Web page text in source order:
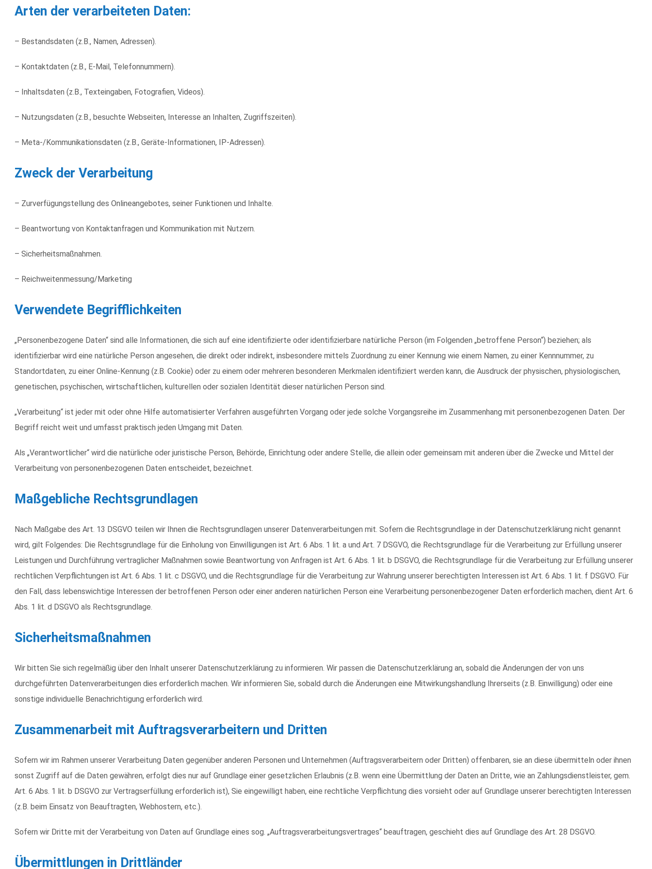
Arten der verarbeiteten Daten:
– Bestandsdaten (z.B., Namen, Adressen).
– Kontaktdaten (z.B., E-Mail, Telefonnummern).
– Inhaltsdaten (z.B., Texteingaben, Fotografien, Videos).
– Nutzungsdaten (z.B., besuchte Webseiten, Interesse an Inhalten, Zugriffszeiten).
– Meta-/Kommunikationsdaten (z.B., Geräte-Informationen, IP-Adressen).
Zweck der Verarbeitung
– Zurverfügungstellung des Onlineangebotes, seiner Funktionen und Inhalte.
– Beantwortung von Kontaktanfragen und Kommunikation mit Nutzern.
– Sicherheitsmaßnahmen.
– Reichweitenmessung/Marketing
Verwendete Begrifflichkeiten
„Personenbezogene Daten“ sind alle Informationen, die sich auf eine identifizierte oder identifizierbare natürliche Person (im Folgenden „betroffene Person“) beziehen; als
identifizierbar wird eine natürliche Person angesehen, die direkt oder indirekt, insbesondere mittels Zuordnung zu einer Kennung wie einem Namen, zu einer Kennnummer, zu
Standortdaten, zu einer Online-Kennung (z.B. Cookie) oder zu einem oder mehreren besonderen Merkmalen identifiziert werden kann, die Ausdruck der physischen, physiologischen,
genetischen, psychischen, wirtschaftlichen, kulturellen oder sozialen Identität dieser natürlichen Person sind.
„Verarbeitung“ ist jeder mit oder ohne Hilfe automatisierter Verfahren ausgeführten Vorgang oder jede solche Vorgangsreihe im Zusammenhang mit personenbezogenen Daten. Der
Begriff reicht weit und umfasst praktisch jeden Umgang mit Daten.
Als „Verantwortlicher“ wird die natürliche oder juristische Person, Behörde, Einrichtung oder andere Stelle, die allein oder gemeinsam mit anderen über die Zwecke und Mittel der
Verarbeitung von personenbezogenen Daten entscheidet, bezeichnet.
Maßgebliche Rechtsgrundlagen
Nach Maßgabe des Art. 13 DSGVO teilen wir Ihnen die Rechtsgrundlagen unserer Datenverarbeitungen mit. Sofern die Rechtsgrundlage in der Datenschutzerklärung nicht genannt
wird, gilt Folgendes: Die Rechtsgrundlage für die Einholung von Einwilligungen ist Art. 6 Abs. 1 lit. a und Art. 7 DSGVO, die Rechtsgrundlage für die Verarbeitung zur Erfüllung unserer
Leistungen und Durchführung vertraglicher Maßnahmen sowie Beantwortung von Anfragen ist Art. 6 Abs. 1 lit. b DSGVO, die Rechtsgrundlage für die Verarbeitung zur Erfüllung unserer
rechtlichen Verpflichtungen ist Art. 6 Abs. 1 lit. c DSGVO, und die Rechtsgrundlage für die Verarbeitung zur Wahrung unserer berechtigten Interessen ist Art. 6 Abs. 1 lit. f DSGVO. Für
den Fall, dass lebenswichtige Interessen der betroffenen Person oder einer anderen natürlichen Person eine Verarbeitung personenbezogener Daten erforderlich machen, dient Art. 6
Abs. 1 lit. d DSGVO als Rechtsgrundlage.
Sicherheitsmaßnahmen
Wir bitten Sie sich regelmäßig über den Inhalt unserer Datenschutzerklärung zu informieren. Wir passen die Datenschutzerklärung an, sobald die Änderungen der von uns
durchgeführten Datenverarbeitungen dies erforderlich machen. Wir informieren Sie, sobald durch die Änderungen eine Mitwirkungshandlung Ihrerseits (z.B. Einwilligung) oder eine
sonstige individuelle Benachrichtigung erforderlich wird.
Zusammenarbeit mit Auftragsverarbeitern und Dritten
Sofern wir im Rahmen unserer Verarbeitung Daten gegenüber anderen Personen und Unternehmen (Auftragsverarbeitern oder Dritten) offenbaren, sie an diese übermitteln oder ihnen
sonst Zugriff auf die Daten gewähren, erfolgt dies nur auf Grundlage einer gesetzlichen Erlaubnis (z.B. wenn eine Übermittlung der Daten an Dritte, wie an Zahlungsdienstleister, gem.
Art. 6 Abs. 1 lit. b DSGVO zur Vertragserfüllung erforderlich ist), Sie eingewilligt haben, eine rechtliche Verpflichtung dies vorsieht oder auf Grundlage unserer berechtigten Interessen
(z.B. beim Einsatz von Beauftragten, Webhostern, etc.).
Sofern wir Dritte mit der Verarbeitung von Daten auf Grundlage eines sog. „Auftragsverarbeitungsvertrages“ beauftragen, geschieht dies auf Grundlage des Art. 28 DSGVO.
Übermittlungen in Drittländer